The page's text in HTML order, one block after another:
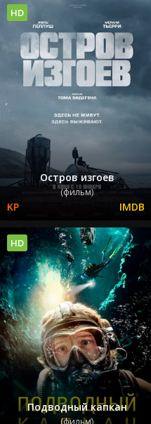
Остров изгоев
(фильм)
HD
Подводный капкан
(фильм)
HD